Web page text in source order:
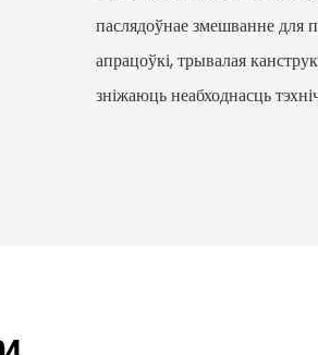
паслядоўнае змешванне для
апрацоўкі, трывалая
зніжаюць неабходнасць